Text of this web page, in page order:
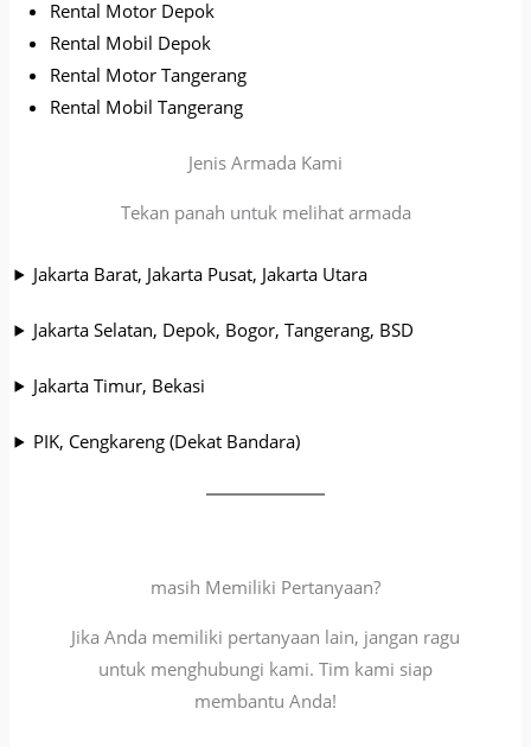
Rental Motor Depok
Rental Mobil Depok
Rental Motor Tangerang
Rental Mobil Tangerang
Jenis Armada Kami
Tekan panah untuk melihat armada
Jakarta Barat, Jakarta Pusat, Jakarta Utara
Jakarta Selatan, Depok, Bogor, Tangerang, BSD
Jakarta Timur, Bekasi
PIK, Cengkareng (Dekat Bandara)
masih Memiliki Pertanyaan?
Jika Anda memiliki pertanyaan lain, jangan ragu
untuk menghubungi kami. Tim kami siap
membantu Anda!